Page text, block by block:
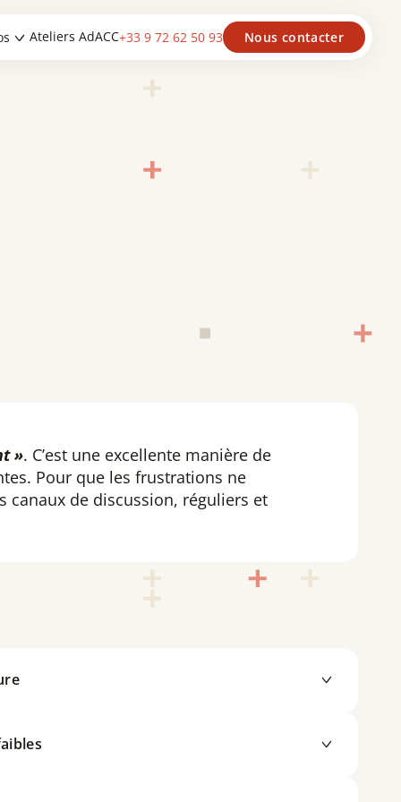
Ateliers AdACC+33 9 72 62 50 93 Nous contacter
». C’est une excellente manière de
Pour que les frustrations ne
canaux de discussion, réguliers et